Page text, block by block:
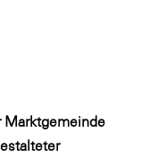
Marktgemeinde